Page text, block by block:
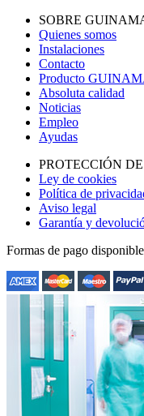
SOBRE
Quienes somos
Instalaciones
Contacto
Producto
Absoluta calidad
Noticias
Empleo
Ayudas
PROTECCIÓN
Ley de cookies
Política de
Aviso legal
Garantía y
Formas de pago